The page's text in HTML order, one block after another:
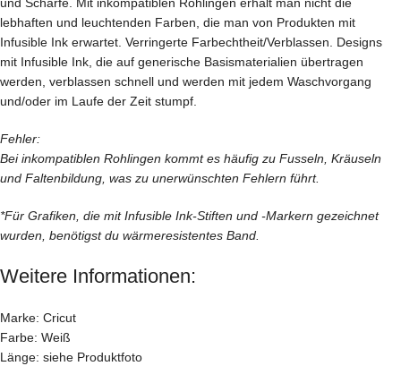
und Schärfe. Mit inkompatiblen Rohlingen erhält man nicht die
lebhaften und leuchtenden Farben, die man von Produkten mit
Infusible Ink erwartet. Verringerte Farbechtheit/Verblassen. Designs
mit Infusible Ink, die auf generische Basismaterialien übertragen
werden, verblassen schnell und werden mit jedem Waschvorgang
und/oder im Laufe der Zeit stumpf.
Fehler:
Bei inkompatiblen Rohlingen kommt es häufig zu Fusseln, Kräuseln
und Faltenbildung, was zu unerwünschten Fehlern führt.
*Für Grafiken, die mit Infusible Ink-Stiften und -Markern gezeichnet
wurden, benötigst du wärmeresistentes Band.
Weitere Informationen:
Marke: Cricut
Farbe: Weiß
Länge: siehe Produktfoto